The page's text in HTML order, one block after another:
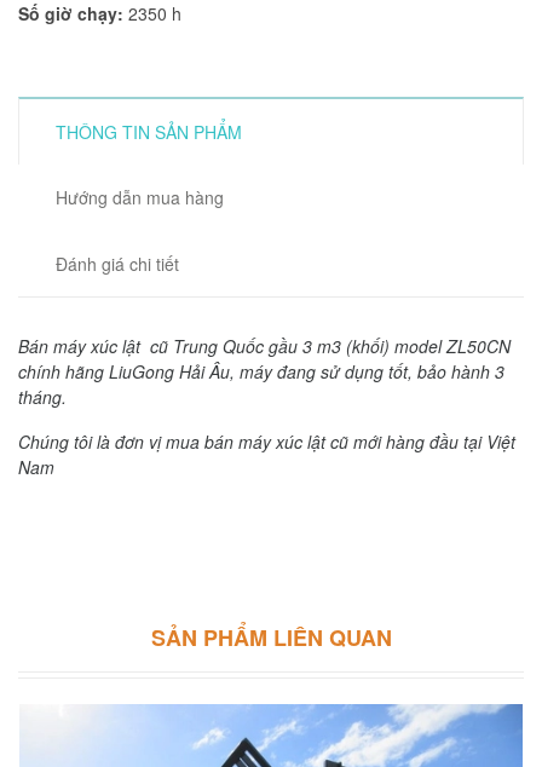
Số giờ chạy: 2350 h
THÔNG TIN SẢN PHẨM
Hướng dẫn mua hàng
Đánh giá chi tiết
Bán máy xúc lật cũ Trung Quốc gầu 3 m3 (khối) model ZL50CN
chính hãng LiuGong Hải Âu, máy đang sử dụng tốt, bảo hành 3
tháng.
Chúng tôi là đơn vị mua bán máy xúc lật cũ mới hàng đầu tại Việt
Nam
SẢN PHẨM LIÊN QUAN